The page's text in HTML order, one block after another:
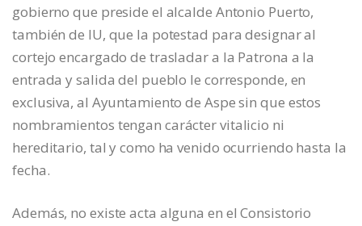
gobierno que preside el alcalde Antonio Puerto,
también de IU, que la potestad para designar al
cortejo encargado de trasladar a la Patrona a la
entrada y salida del pueblo le corresponde, en
exclusiva, al Ayuntamiento de Aspe sin que estos
nombramientos tengan carácter vitalicio ni
hereditario, tal y como ha venido ocurriendo hasta la
fecha.
Además, no existe acta alguna en el Consistorio